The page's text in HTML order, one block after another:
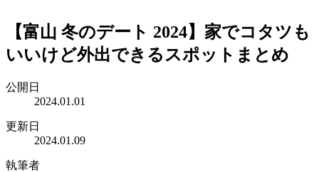
【富山 冬のデート 2024】家でコタツも
いいけど外出できるスポットまとめ
公開日
2024.01.01
更新日
2024.01.09
執筆者